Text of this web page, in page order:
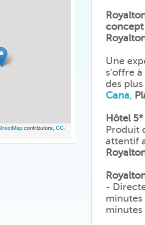
contributors, CC-
Une
s'offre
des
Cana,
Hôtel
Produit
attentif
-
minutes